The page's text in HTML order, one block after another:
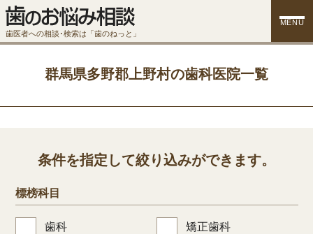
歯医者への相談･検索は「歯のねっと」
MENU
群馬県多野郡上野村の歯科医院一覧
条件を指定して絞り込みができます。
標榜科目
歯科 矯正歯科